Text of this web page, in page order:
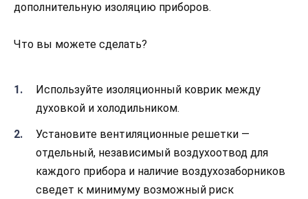
дополнительную изоляцию приборов.
Что вы можете сделать?
Используйте изоляционный коврик между
духовкой и холодильником.
Установите вентиляционные решетки —
отдельный, независимый воздухоотвод для
каждого прибора и наличие воздухозаборников
сведет к минимуму возможный риск